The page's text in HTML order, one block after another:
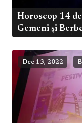
Horoscop 14
Gemeni și
Dec 13, 2022